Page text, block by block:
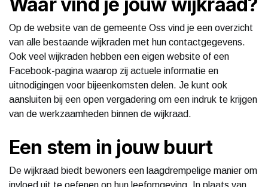
Op de website van de gemeente Oss vind je een overzicht
van alle bestaande wijkraden met hun contactgegevens.
Ook veel wijkraden hebben een eigen website of een
Facebook-pagina waarop zij actuele informatie en
uitnodigingen voor bijeenkomsten delen. Je kunt ook
aansluiten bij een open vergadering om een indruk te krijgen
van de werkzaamheden binnen de wijkraad.
Een stem in jouw buurt
De wijkraad biedt bewoners een laagdrempelige manier om
invloed uit te oefenen op hun leefomgeving. In plaats van